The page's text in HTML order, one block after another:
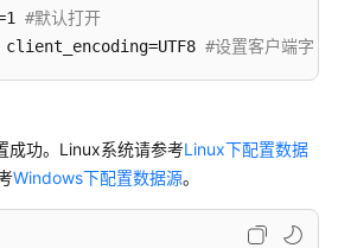
#默认打开
#设置客户端字
成功。Linux系统请参考Linux下配置数据
Windows下配置数据源。